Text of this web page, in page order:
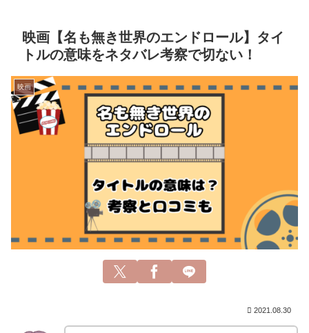
映画【名も無き世界のエンドロール】タイ
トルの意味をネタバレ考察で切ない！
映画
2021.08.30